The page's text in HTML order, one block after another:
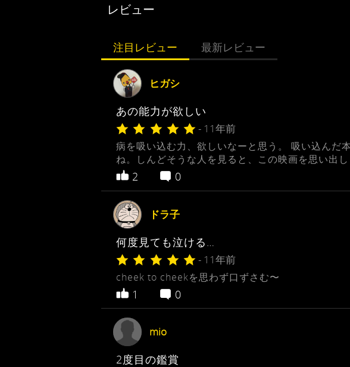
レビュー
注目レビュー 最新レビュー
ヒガシ
あの能力が欲しい
- 11年前
病を吸い込む力、欲しいなーと思う。 吸い込んだ
ね。しんどそうな人を見ると、この映画を思い出し
2 0
ドラ子
何度見ても泣ける…
- 11年前
cheek to cheekを思わず口ずさむ〜
1 0
mio
2度目の鑑賞